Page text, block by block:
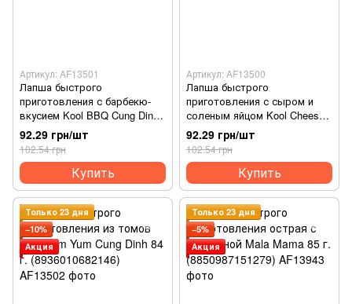
Артикул: AF13501
Лапша быстрого
приготовления с барбекю-
вкусием Kool BBQ Cung Dinh
105 г. (8936010681545)
92.29 грн/шт
102.54 грн
Купить
Артикул: AF13500
Лапша быстрого
приготовления с сыром и
соленым яйцом Kool Cheese
Salted Egg Cung Dinh 91г.
(8936010682351)
92.29 грн/шт
102.54 грн
Купить
Только 23 дня
−10%
Акция
Только 23 дня
−5%
Акция